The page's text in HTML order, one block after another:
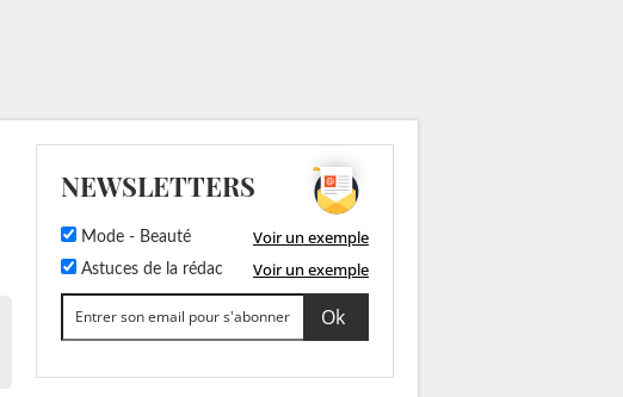
NEWSLETTERS
Mode - Beauté Voir un exemple
Astuces de la rédac Voir un exemple